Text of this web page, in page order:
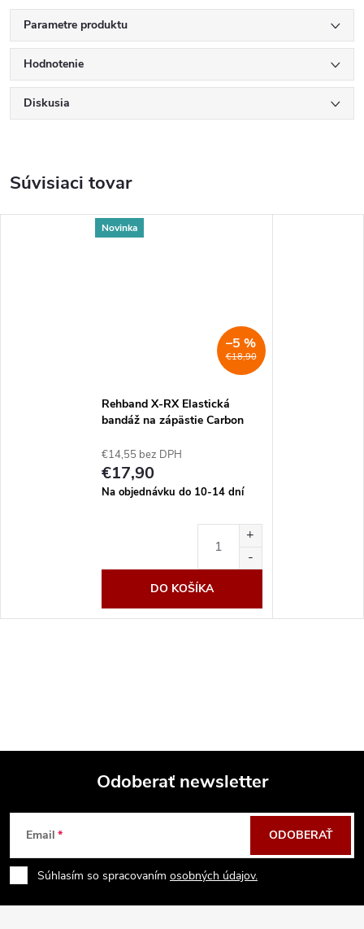
Parametre produktu
Hodnotenie
Diskusia
Súvisiaci tovar
Novinka
€18,90
–5 %
Rehband X-RX Elastická
bandáž na zápästie Carbon
€14,55 bez DPH
€17,90
Na objednávku do 10-14 dní
DO KOŠÍKA
Z
á
p
Odoberať newsletter
Email
Súhlasím so spracovaním osobných údajov.
ODOBERAŤ